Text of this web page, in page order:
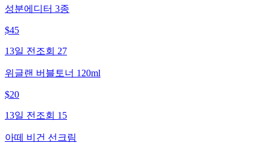
성분에디터 3종
$45
13일 전 조회 27
위글랜 버블토너 120ml
$20
13일 전 조회 15
아떼 비건 선크림